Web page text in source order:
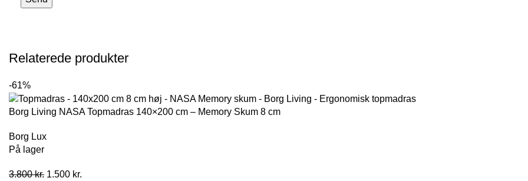
Relaterede produkter
-61%
Borg Living NASA Topmadras 140×200 cm – Memory Skum 8 cm
Borg Lux
På lager
3.800kr. Den
1.500 kr.